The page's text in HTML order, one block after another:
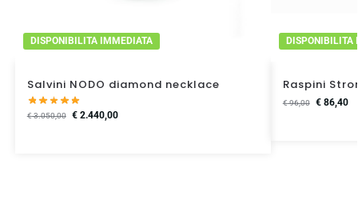
DISPONIBILITA IMMEDIATA
Salvini NODO diamond necklace
€3.050,00 €2.440,00
DISPONIBILITA
Raspini
€96,00 €86,40